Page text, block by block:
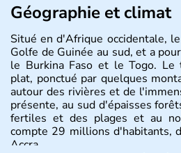
Géographie et climat
Situé en d'Afrique occidentale,
Golfe de Guinée au sud, et a
le Burkina Faso et le Togo. Le
plat, ponctué par quelques
autour des rivières et de
présente, au sud d'épaisses
fertiles et des plages et au
compte 29 millions d'habitants,
Accra.